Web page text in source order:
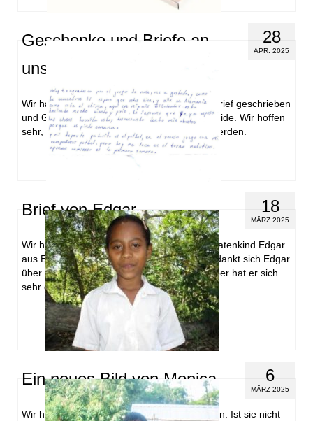
28
APR. 2025
Geschenke und Briefe an
unsere Patenkinder
Wir haben Edgar und Monica jeweils einen Brief geschrieben
und Geschenke zugeschickt. Holzstifte für beide. Wir hoffen
sehr, dass sich unsere Patenkinder freuen werden.
18
MÄRZ 2025
Brief von Edgar
Wir haben einen neuen Brief von unserem Patenkind Edgar
aus El Salvador erhalten. In seinem Brief bedankt sich Edgar
über das ihm zugeschickte Geschenk. Darüber hat er sich
sehr gefreut. …Weiterlesen
6
MÄRZ 2025
Ein neues Bild von Monica
Wir haben ein neues Bild von Monica erhalten. Ist sie nicht